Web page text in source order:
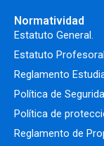
Normatividad
Estatuto General.
Estatuto Profesoral
Reglamento
Política de
Política de
Reglamento de